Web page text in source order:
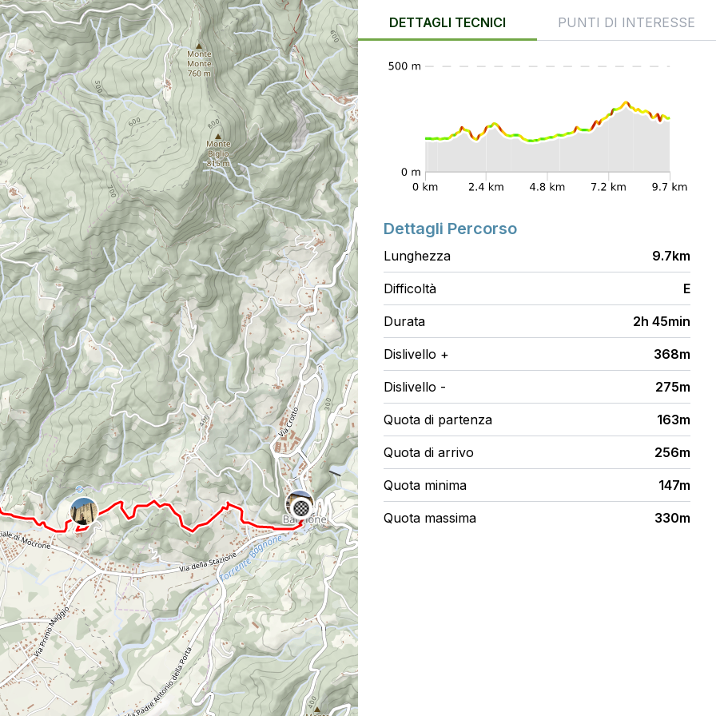
DETTAGLI TECNICI PUNTI DI INTERESSE
Dettagli Percorso
Lunghezza 9.7km
Difficoltà E
Durata 2h 45min
Dislivello + 368m
Dislivello - 275m
Quota di partenza 163m
Quota di arrivo 256m
Quota minima 147m
Quota massima 330m